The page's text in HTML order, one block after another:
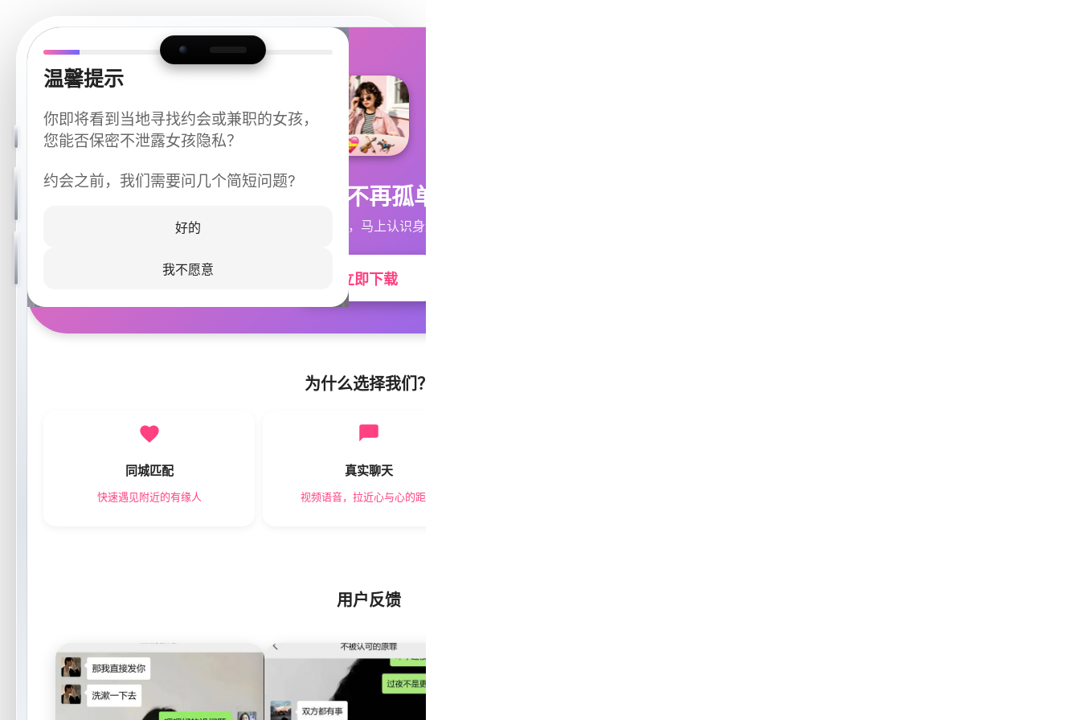
温馨提示
你即将看到当地寻找约会或兼职的女孩，
您能否保密不泄露女孩隐私？
约会之前，我们需要问几个简短问题?
好的
我不愿意
今晚不再孤单
同城快速匹配，马上认识身边的TA
立即下载
为什么选择我们？
同城匹配
快速遇见附近的有缘人
真实聊天
视频语音，拉近心与心的距离
用户反馈